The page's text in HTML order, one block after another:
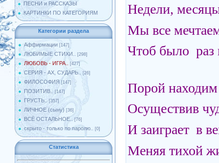
ПЕСНИ и РАССКАЗЫ
КАРТИНКИ ПО КАТЕГОРИЯМ
Категории раздела
Аффирмации [147]
ЛЮБИМЫЕ СТИХИ.. [298]
ЛЮБОВЬ - ИГРА.. [427]
СЕРИЯ - АХ, СУДАРЬ.. [26]
ФИЛОСОФИЯ [147]
ПОЗИТИВ.. [147]
ГРУСТЬ.. [357]
ЛИЧНОЕ (сыну) [36]
ВСЁ ОСТАЛЬНОЕ.. [76]
скрыто - только по паролю.. [0]
Статистика
Недели,
Мы все
Чтоб было раз
Порой
Осуществив
И заиграет в
Меняя тихой